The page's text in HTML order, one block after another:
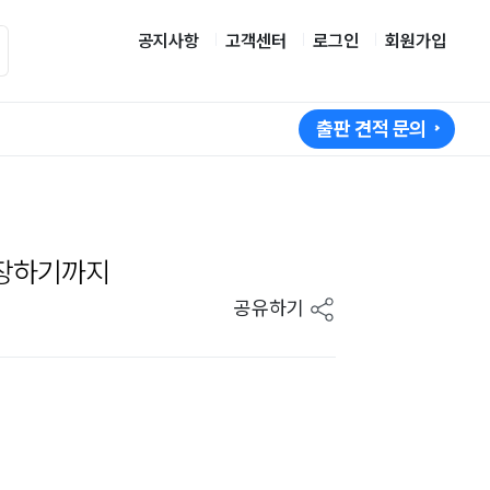
공지사항 고객센터 로그인 회원가입
출판 견적 문의
하기까지
공유하기